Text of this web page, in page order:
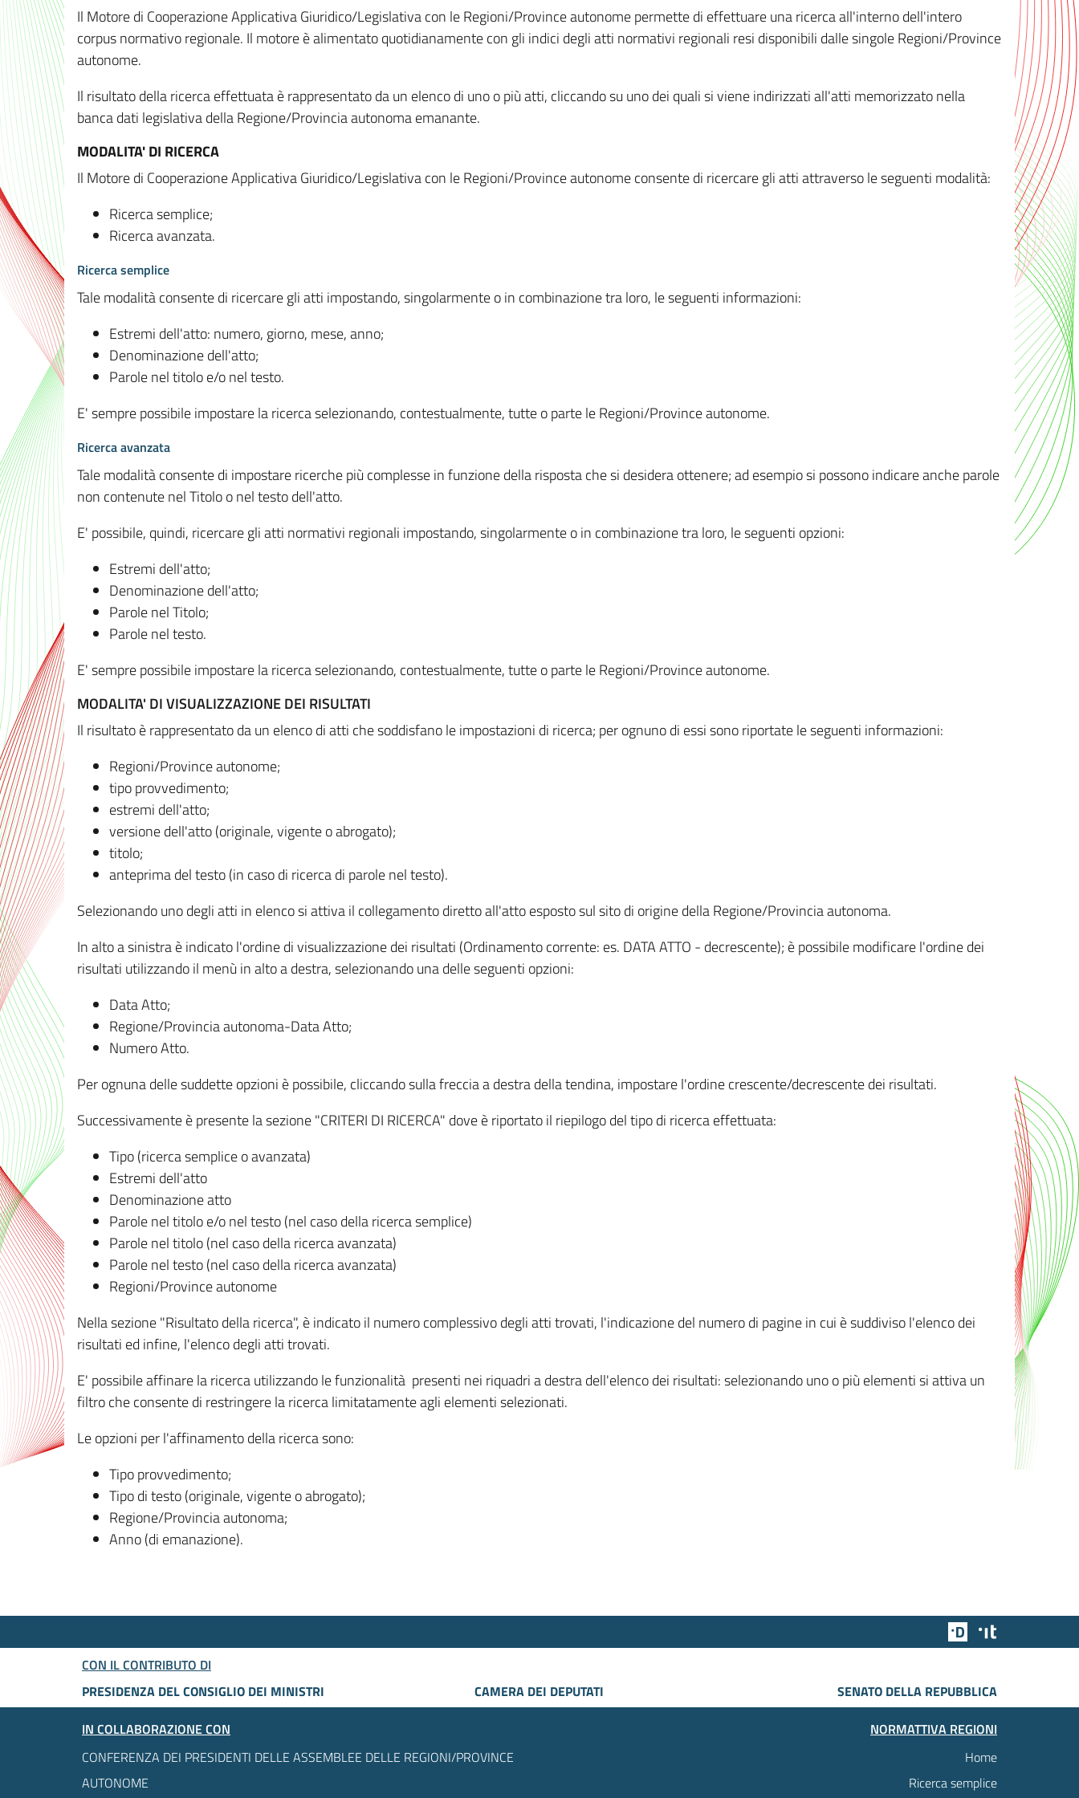
Il Motore di Cooperazione Applicativa Giuridico/Legislativa con le Regioni/Province autonome permette di effettuare una ricerca all'interno dell'intero
corpus normativo regionale. Il motore è alimentato quotidianamente con gli indici degli atti normativi regionali resi disponibili dalle singole Regioni/Province
autonome.
Il risultato della ricerca effettuata è rappresentato da un elenco di uno o più atti, cliccando su uno dei quali si viene indirizzati all'atti memorizzato nella
banca dati legislativa della Regione/Provincia autonoma emanante.
MODALITA' DI RICERCA
Il Motore di Cooperazione Applicativa Giuridico/Legislativa con le Regioni/Province autonome consente di ricercare gli atti attraverso le seguenti modalità:
Ricerca semplice;
Ricerca avanzata.
Ricerca semplice
Tale modalità consente di ricercare gli atti impostando, singolarmente o in combinazione tra loro, le seguenti informazioni:
Estremi dell'atto: numero, giorno, mese, anno;
Denominazione dell'atto;
Parole nel titolo e/o nel testo.
E' sempre possibile impostare la ricerca selezionando, contestualmente, tutte o parte le Regioni/Province autonome.
Ricerca avanzata
Tale modalità consente di impostare ricerche più complesse in funzione della risposta che si desidera ottenere; ad esempio si possono indicare anche parole
non contenute nel Titolo o nel testo dell'atto.
E' possibile, quindi, ricercare gli atti normativi regionali impostando, singolarmente o in combinazione tra loro, le seguenti opzioni:
Estremi dell'atto;
Denominazione dell'atto;
Parole nel Titolo;
Parole nel testo.
E' sempre possibile impostare la ricerca selezionando, contestualmente, tutte o parte le Regioni/Province autonome.
MODALITA' DI VISUALIZZAZIONE DEI RISULTATI
Il risultato è rappresentato da un elenco di atti che soddisfano le impostazioni di ricerca; per ognuno di essi sono riportate le seguenti informazioni:
Regioni/Province autonome;
tipo provvedimento;
estremi dell'atto;
versione dell'atto (originale, vigente o abrogato);
titolo;
anteprima del testo (in caso di ricerca di parole nel testo).
Selezionando uno degli atti in elenco si attiva il collegamento diretto all'atto esposto sul sito di origine della Regione/Provincia autonoma.
In alto a sinistra è indicato l'ordine di visualizzazione dei risultati (Ordinamento corrente: es. DATA ATTO - decrescente); è possibile modificare l'ordine dei
risultati utilizzando il menù in alto a destra, selezionando una delle seguenti opzioni:
Data Atto;
Regione/Provincia autonoma-Data Atto;
Numero Atto.
Per ognuna delle suddette opzioni è possibile, cliccando sulla freccia a destra della tendina, impostare l'ordine crescente/decrescente dei risultati.
Successivamente è presente la sezione "CRITERI DI RICERCA" dove è riportato il riepilogo del tipo di ricerca effettuata:
Tipo (ricerca semplice o avanzata)
Estremi dell'atto
Denominazione atto
Parole nel titolo e/o nel testo (nel caso della ricerca semplice)
Parole nel titolo (nel caso della ricerca avanzata)
Parole nel testo (nel caso della ricerca avanzata)
Regioni/Province autonome
Nella sezione "Risultato della ricerca", è indicato il numero complessivo degli atti trovati, l'indicazione del numero di pagine in cui è suddiviso l'elenco dei
risultati ed infine, l'elenco degli atti trovati.
E' possibile affinare la ricerca utilizzando le funzionalità presenti nei riquadri a destra dell'elenco dei risultati: selezionando uno o più elementi si attiva un
filtro che consente di restringere la ricerca limitatamente agli elementi selezionati.
Le opzioni per l'affinamento della ricerca sono:
Tipo provvedimento;
Tipo di testo (originale, vigente o abrogato);
Regione/Provincia autonoma;
Anno (di emanazione).
Team Digitale
CON IL CONTRIBUTO DI
PRESIDENZA DEL CONSIGLIO DEI MINISTRI
CAMERA DEI DEPUTATI
SENATO DELLA REPUBBLICA
IN COLLABORAZIONE CON
CONFERENZA DEI PRESIDENTI DELLE ASSEMBLEE DELLE REGIONI/PROVINCE
AUTONOME
NORMATTIVA REGIONI
Home
Ricerca semplice